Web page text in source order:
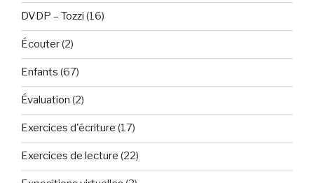
DVDP – Tozzi (16)
Écouter(2)
Enfants (67)
Évaluation (2)
Exercices d'écriture (17)
Exercices de lecture (22)